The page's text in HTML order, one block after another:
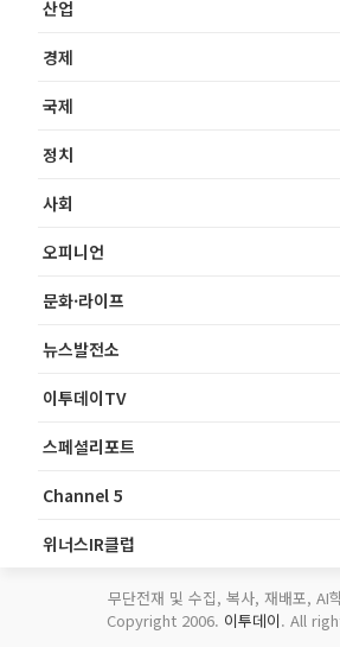
산업
경제
국제
정치
사회
오피니언
문화·라이프
뉴스발전소
이투데이TV
스페셜리포트
Channel 5
위너스IR클럽
무단전재 및 수집, 복사, 재배포, AI
Copyright 2006. 이투데이. All